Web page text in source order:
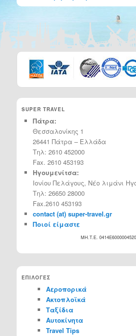
SUPER TRAVEL
Πάτρα:
Θεσσαλονίκης 1
26441 Πάτρα – Ελλάδα
Τηλ: 2610 452000
Fax. 2610 453193
Ηγουμενίτσα:
Ιονίου Πελάγους, Νέο λιμάνι
Τηλ: 26650 28000
Fax.2610 453193
contact (at) super-travel.gr
Ποιοί είμαστε
MH.T.E.
ΕΠΙΛΟΓΕΣ
Αεροπορικά
Ακτοπλοϊκά
Ταξίδια
Αυτοκίνητα
Travel Tips